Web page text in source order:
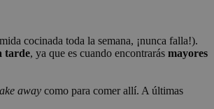
cocinada toda la semana, ¡nunca falla!).
tarde, ya que es cuando encontrarás mayores
away como para comer allí. A últimas